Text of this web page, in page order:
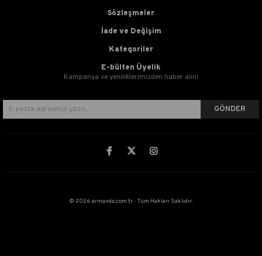
Sözleşmeler
İade ve Değişim
Kategoriler
E-bülten Üyelik
Kampanya ve yeniliklerimizden haber alın!
GÖNDER
© 2026 armanda.com.tr - Tüm Hakları Saklıdır.